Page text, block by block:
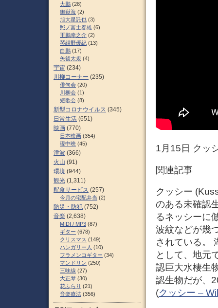
1月15日 クッ
関連記事
クッシー
のある未確認
るネッシーに
波紋などが幾
されている。
として、地元
認巨大水棲生
認生物だが、
(クッシー –
大鵬 (28)
御嶽海 (2)
旭大星託也 (3)
照ノ富士春雄 (6)
王鵬幸之介 (2)
琴紺野優紀 (13)
白鵬 (17)
矢後太規 (4)
宇宙 (234)
川柳コーナー (235)
俳句会 (20)
川柳会 (1)
短歌会 (8)
新型コロナウイルス (345)
日常生活 (651)
映画 (770)
日本映画 (354)
現中映 (45)
津波 (366)
火山 (91)
環境 (944)
観光 (1,311)
配食サービス (257)
今月の宅配弁当 (2)
防災・防犯 (752)
音楽 (2,638)
MIDI / MP3 (87)
ギター (678)
クリスマス (149)
ハンガリー人 (10)
フラメンコギター (34)
マンドリン (250)
三味線 (27)
大正琴 (30)
花ふらり (21)
音楽療法 (356)